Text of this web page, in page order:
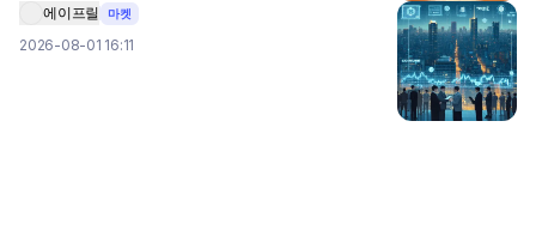
에이프릴 마켓
2026-08-01 16:11